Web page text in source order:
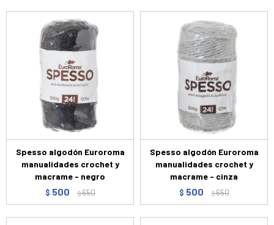
Spesso algodón Euroroma
manualidades crochet y
macrame - negro
$ 500 $650
Spesso algodón Euroroma
manualidades crochet y
macrame - cinza
$ 500 $650